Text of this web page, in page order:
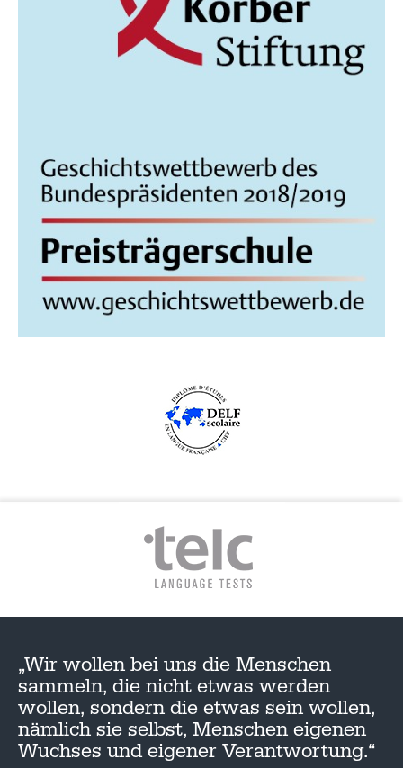
„Wir wollen bei uns die Menschen
sammeln, die nicht etwas werden
wollen, sondern die etwas sein wollen,
nämlich sie selbst, Menschen eigenen
Wuchses und eigener Verantwortung.“